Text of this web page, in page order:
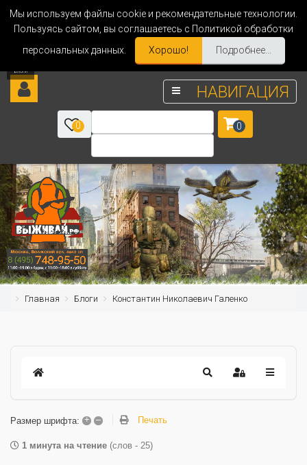
Мы используем файлы cookie и рекомендательные технологии.
Пользуясь сайтом, вы соглашаетесь с Политикой обработки
персональных данных.
Хорошо! Подробнее...
НАВИГАЦИЯ
0 0
Главная Блоги Константин Николаевич Галенко
Размер шрифта: + – Печать
1 минута на чтение (слов - 25)